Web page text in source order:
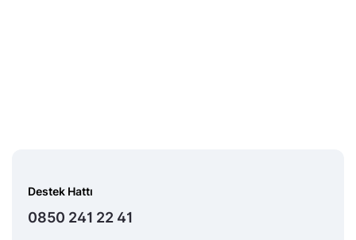
Destek Hattı
0850 241 22 41